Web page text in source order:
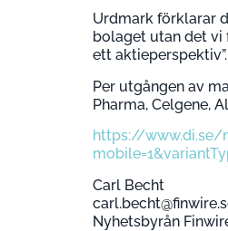
Urdmark förklarar
bolaget utan det vi
ett aktieperspektiv”.
Per utgången av
Pharma, Celgene,
https://www.di.se/
Carl Becht
Nyhetsbyrån